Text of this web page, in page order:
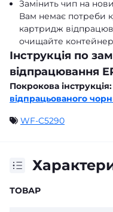
Замінить чип на
Вам немає потреби
картридж
очищайте контейнер
Інструкція по
відпрацювання
Покрокова інструкція:
відпрацьованого
WF-C5290
ТОВАР